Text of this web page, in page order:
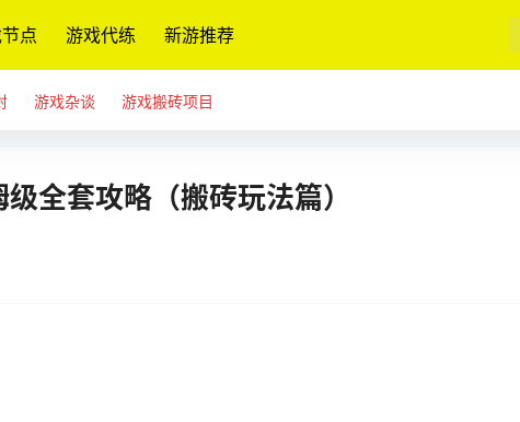
点 游戏代练 新游推荐
游戏杂谈 游戏搬砖项目
全套攻略（搬砖玩法篇）